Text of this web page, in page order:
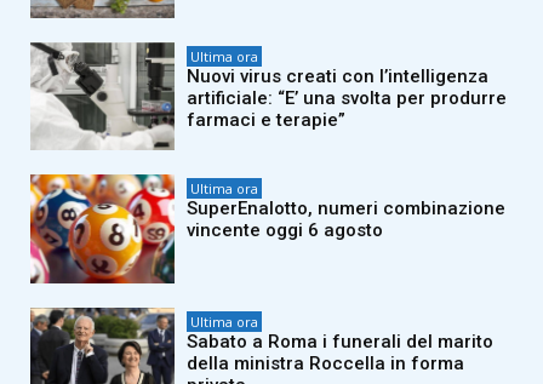
Ultima ora
Nuovi virus creati con l’intelligenza
artificiale: “E’ una svolta per produrre
farmaci e terapie”
Ultima ora
SuperEnalotto, numeri combinazione
vincente oggi 6 agosto
Ultima ora
Sabato a Roma i funerali del marito
della ministra Roccella in forma